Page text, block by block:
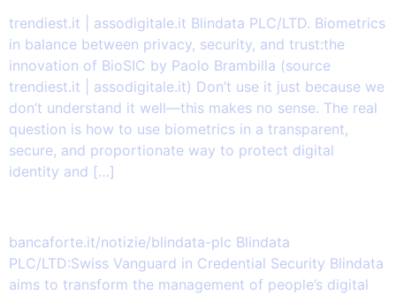
trendiest.it | assodigitale.it Blindata PLC/LTD. Biometrics
in balance between privacy, security, and trust:the
innovation of BioSIC by Paolo Brambilla (source
trendiest.it | assodigitale.it) Don’t use it just because we
don’t understand it well—this makes no sense. The real
question is how to use biometrics in a transparent,
secure, and proportionate way to protect digital
identity and […]
bancaforte.it/notizie/blindata-plc Blindata
PLC/LTD:Swiss Vanguard in Credential Security Blindata
aims to transform the management of people’s digital